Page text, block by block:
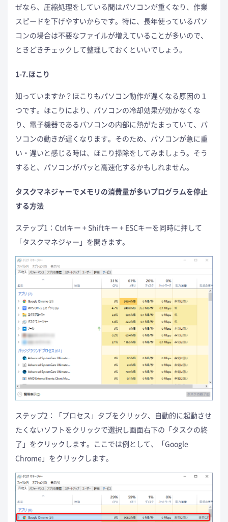
ぜなら、圧縮処理をしている間はパソコンが重くなり、作業
スピードを下げやすいからです。特に、長年使っているパソ
コンの場合は不要なファイルが増えていることが多いので、
ときどきチェックして整理しておくといいでしょう。
1-7.ほこり
知っていますか？ほこりもパソコン動作が遅くなる原因の１
つです。ほこりにより、パソコンの冷却効果が効かなくな
り、電子機器であるパソコンの内部に熱がたまっていて、パ
ソコンの動きが遅くなります。そのため、パソコンが急に重
い・遅いと感じる時は、ほこり掃除をしてみましょう。そう
すると、パソコンがパッと高速化するかもしれません。
タスクマネジャーでメモリの消費量が多いプログラムを停止
する方法
ステップ1：Ctrlキー + Shiftキー + ESCキーを同時に押して
「タスクマネジャー」を開きます。
ステップ2：「プロセス」タブをクリック、自動的に起動させ
たくないソフトをクリックで選択し画面右下の「タスクの終
了」をクリックします。ここでは例として、「Google
Chrome」をクリックします。